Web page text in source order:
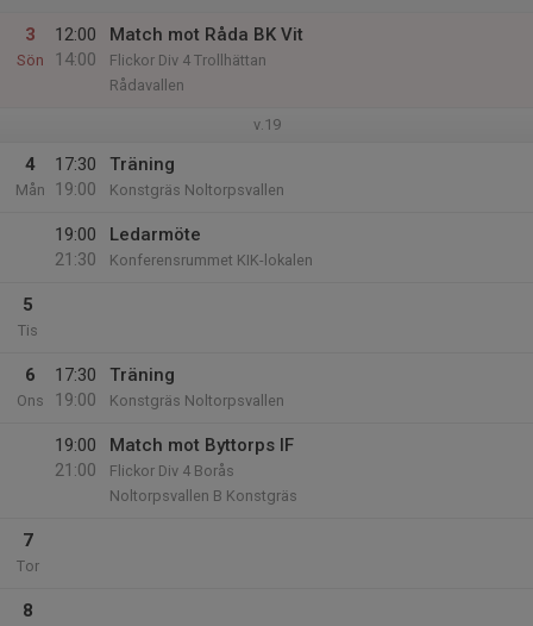
3
Sön
12:00
14:00
Match mot Råda BK Vit
Flickor Div 4 Trollhättan
Rådavallen
v.19
4
Mån
17:30
19:00
Träning
Konstgräs Noltorpsvallen
19:00
21:30
Ledarmöte
Konferensrummet KIK-lokalen
5
Tis
6
Ons
17:30
19:00
Träning
Konstgräs Noltorpsvallen
19:00
21:00
Match mot Byttorps IF
Flickor Div 4 Borås
Noltorpsvallen B Konstgräs
7
Tor
8